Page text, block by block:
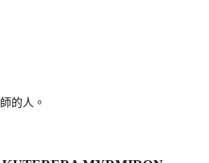
的人。